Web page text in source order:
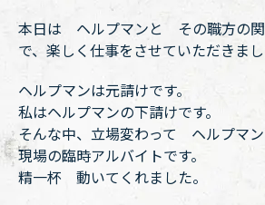
本日は ヘルプマンと その職方の
で、楽しく仕事をさせていただきまし
ヘルプマンは元請けです。
私はヘルプマンの下請けです。
そんな中、立場変わって ヘルプマ
現場の臨時アルバイトです。
精一杯 動いてくれました。